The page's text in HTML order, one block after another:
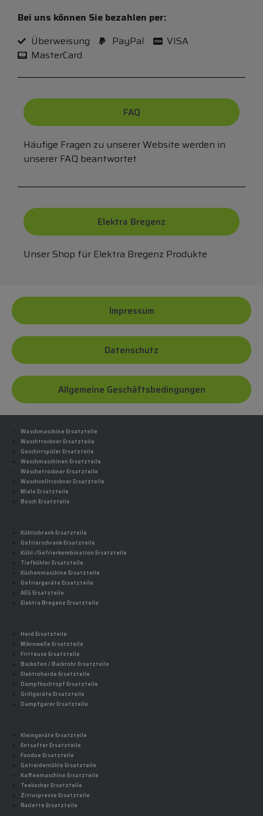
Bei uns können Sie bezahlen per:
Überweisung
PayPal
VISA
MasterCard
FAQ
Häufige Fragen zu unserer Website werden in
unserer FAQ beantwortet
Elektra Bregenz
Unser Shop für Elektra Bregenz Produkte
Impressum
Datenschutz
Allgemeine Geschäftsbedingungen
Waschmaschine Ersatzteile
Waschtrockner Ersatzteile
Geschirrspüler Ersatzteile
Waschmaschinen Ersatzteile
Wäschetrockner Ersatzteile
Waschvolltrockner Ersatzteile
Miele Ersatzteile
Bosch Ersatzteile
Kühlschrank Ersatzteile
Gefrierschrank Ersatzteile
Kühl-/Gefrierkombination Ersatzteile
Tiefkühler Ersatzteile
Küchenmaschine Ersatzteile
Gefriergeräte Ersatzteile
AEG Ersatzteile
Elektra Bregenz Ersatzteile
Herd Ersatzteile
Mikrowelle Ersatzteile
Fritteuse Ersatzteile
Backofen / Backrohr Ersatzteile
Elektroherde Ersatzteile
Dampfkochtopf Ersatzteile
Grillgeräte Ersatzteile
Dampfgarer Ersatzteile
Kleingeräte Ersatzteile
Entsafter Ersatzteile
Fondue Ersatzteile
Getreidemühle Ersatzteile
Kaffeemaschine Ersatzteile
Teekocher Ersatzteile
Zitruspresse Ersatzteile
Raclette Ersatzteile